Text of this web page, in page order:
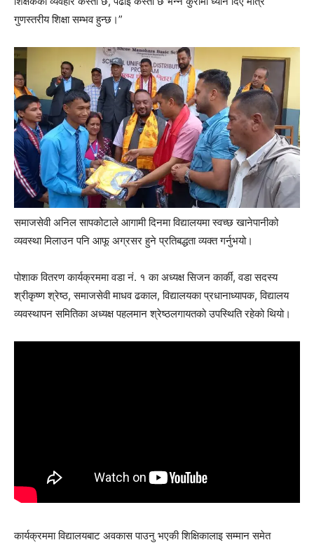
गुणस्तरीय शिक्षा सम्भव हुन्छ।”
समाजसेवी अनिल सापकोटाले आगामी दिनमा विद्यालयमा स्वच्छ खानेपानीको
व्यवस्था मिलाउन पनि आफू अग्रसर हुने प्रतिबद्धता व्यक्त गर्नुभयो।
पोशाक वितरण कार्यक्रममा वडा नं. १ का अध्यक्ष सिजन कार्की, वडा सदस्य
श्रीकृष्ण श्रेष्ठ, समाजसेवी माधव ढकाल, विद्यालयका प्रधानाध्यापक, विद्यालय
व्यवस्थापन समितिका अध्यक्ष पहलमान श्रेष्ठलगायतको उपस्थिति रहेको थियो।
कार्यक्रममा विद्यालयबाट अवकास पाउनु भएकी शिक्षिकालाइ सम्मान समेत